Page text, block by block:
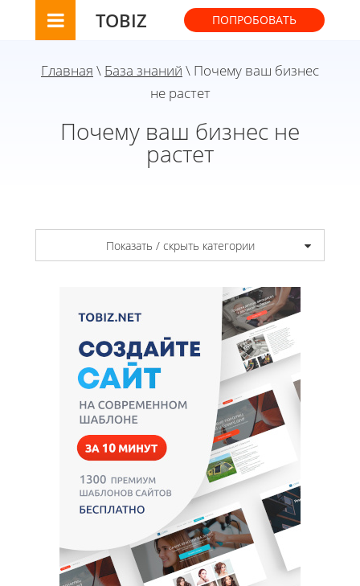
TOBIZ ПОПРОБОВАТЬ
Главная \ База знаний \ Почему ваш бизнес
не растет
Почему ваш бизнес не
растет
Показать / скрыть категории